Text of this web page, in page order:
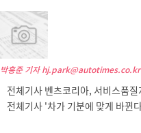
박홍준 기자 hj.park@autotimes.co.kr
전체기사 벤츠코리아, 서비스품질
전체기사 '차가 기분에 맞게 바뀐